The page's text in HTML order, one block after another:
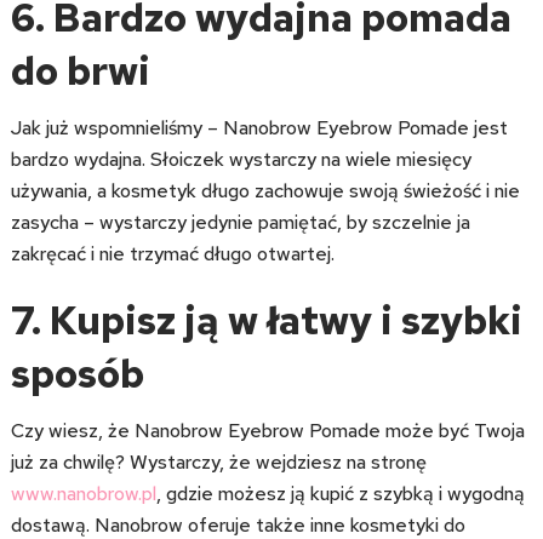
6. Bardzo wydajna pomada
do brwi
Jak już wspomnieliśmy – Nanobrow Eyebrow Pomade jest
bardzo wydajna. Słoiczek wystarczy na wiele miesięcy
używania, a kosmetyk długo zachowuje swoją świeżość i nie
zasycha – wystarczy jedynie pamiętać, by szczelnie ja
zakręcać i nie trzymać długo otwartej.
7. Kupisz ją w łatwy i szybki
sposób
Czy wiesz, że Nanobrow Eyebrow Pomade może być Twoja
już za chwilę? Wystarczy, że wejdziesz na stronę
www.nanobrow.pl, gdzie możesz ją kupić z szybką i wygodną
dostawą. Nanobrow oferuje także inne kosmetyki do